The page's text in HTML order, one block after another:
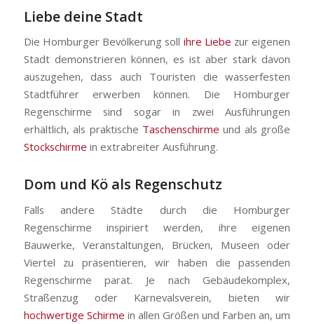
Liebe deine Stadt
Die Homburger Bevölkerung soll ihre Liebe zur eigenen
Stadt demonstrieren können, es ist aber stark davon
auszugehen, dass auch Touristen die wasserfesten
Stadtführer erwerben können. Die Homburger
Regenschirme sind sogar in zwei Ausführungen
erhältlich, als praktische Taschenschirme und als große
Stockschirme in extrabreiter Ausführung.
Dom und Kö als Regenschutz
Falls andere Städte durch die Homburger
Regenschirme inspiriert werden, ihre eigenen
Bauwerke, Veranstaltungen, Brücken, Museen oder
Viertel zu präsentieren, wir haben die passenden
Regenschirme parat. Je nach Gebäudekomplex,
Straßenzug oder Karnevalsverein, bieten wir
hochwertige Schirme in allen Größen und Farben an, um